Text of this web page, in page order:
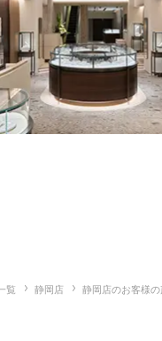
覧 静岡店
静岡店のお客様